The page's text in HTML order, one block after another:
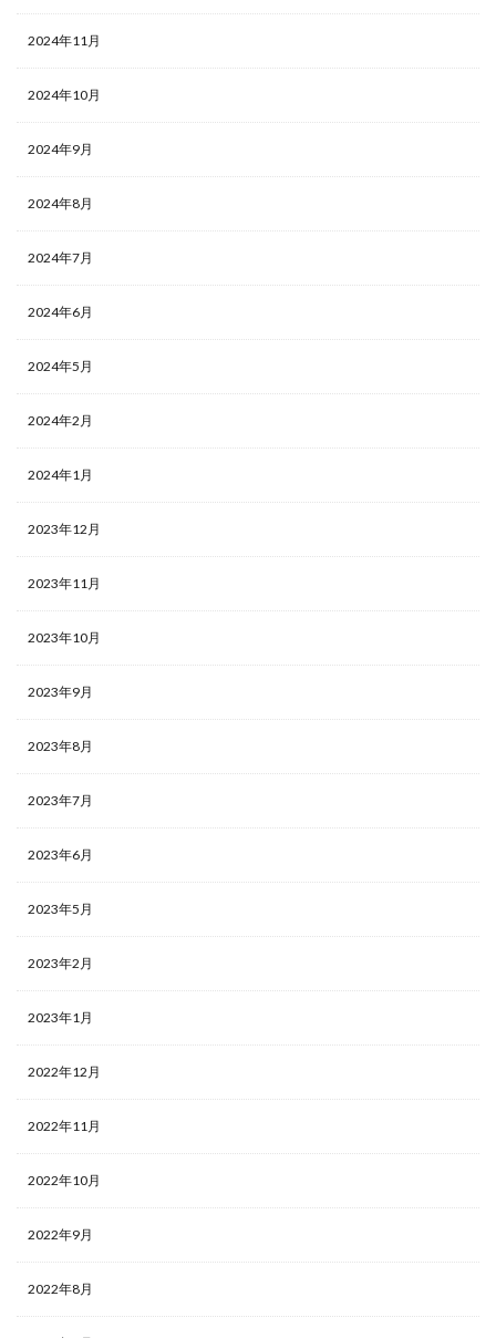
2024年11月
2024年10月
2024年9月
2024年8月
2024年7月
2024年6月
2024年5月
2024年2月
2024年1月
2023年12月
2023年11月
2023年10月
2023年9月
2023年8月
2023年7月
2023年6月
2023年5月
2023年2月
2023年1月
2022年12月
2022年11月
2022年10月
2022年9月
2022年8月